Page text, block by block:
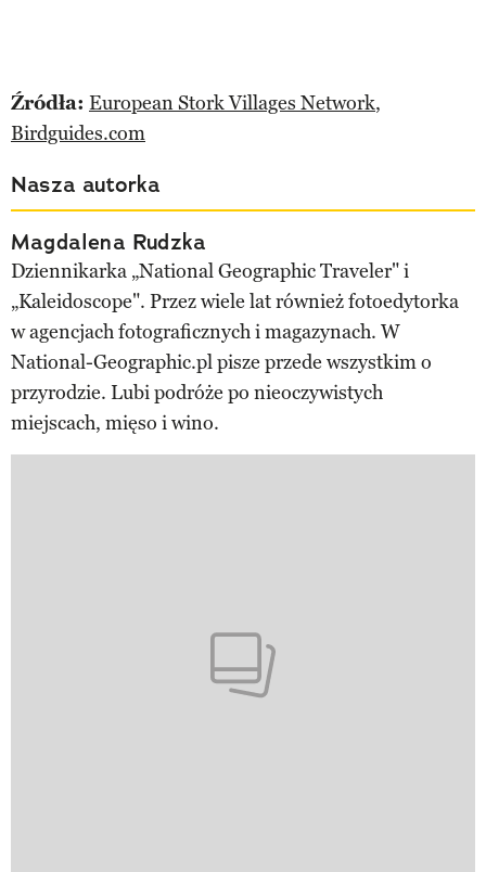
Źródła: European Stork Villages Network,
Birdguides.com
Nasza autorka
Magdalena Rudzka
Dziennikarka „National Geographic Traveler" i
„Kaleidoscope". Przez wiele lat również fotoedytorka
w agencjach fotograficznych i magazynach. W
National-Geographic.pl pisze przede wszystkim o
przyrodzie. Lubi podróże po nieoczywistych
miejscach, mięso i wino.